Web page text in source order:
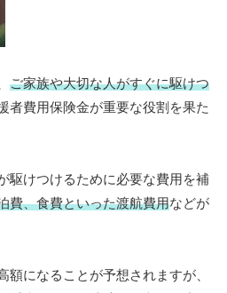
ご家族や大切な人がすぐに駆けつ
者費用保険金が重要な役割を果た
駆けつけるために必要な費用を補
費、食費といった渡航費用などが
になることが予想されますが、